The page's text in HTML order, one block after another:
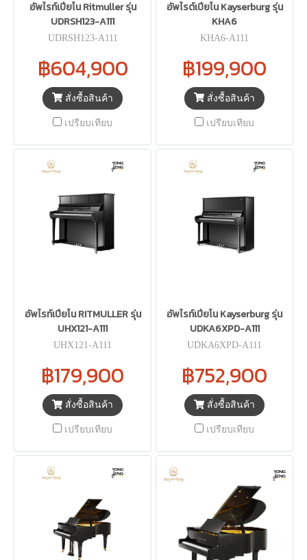
อัพไรท์เปียโน Ritmuller รุ่น
UDRSH123-A111
UDRSH123-A111
฿604,900
สั่งซื้อสินค้า
เปรียบเทียบ
อัพไรต์เปียโน Kayserburg รุ่น
KHA6
KHA6-A111
฿199,900
สั่งซื้อสินค้า
เปรียบเทียบ
อัพไรท์เปียโน RITMULLER รุ่น
UHX121-A111
UHX121-A111
฿179,900
สั่งซื้อสินค้า
เปรียบเทียบ
อัพไรท์เปียโน Kayserburg รุ่น
UDKA6XPD-A111
UDKA6XPD-A111
฿752,900
สั่งซื้อสินค้า
เปรียบเทียบ